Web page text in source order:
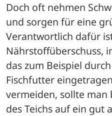
Doch oft nehmen
und sorgen für eine
Verantwortlich dafür
Nährstoffüberschuss,
das zum Beispiel
Fischfutter
vermeiden, sollte man
des Teichs auf ein gut